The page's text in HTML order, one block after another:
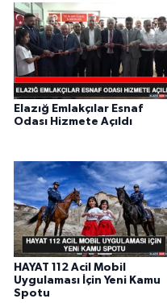
Elazığ Emlakçılar Esnaf
Odası Hizmete Açıldı
HAYAT 112 Acil Mobil
Uygulaması İçin Yeni Kamu
Spotu